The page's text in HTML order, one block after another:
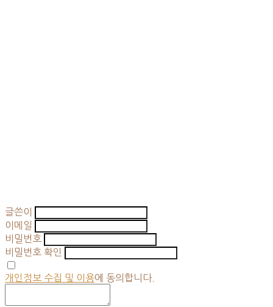
글쓴이
이메일
비밀번호
비밀번호 확인
개인정보 수집 및 이용에 동의합니다.